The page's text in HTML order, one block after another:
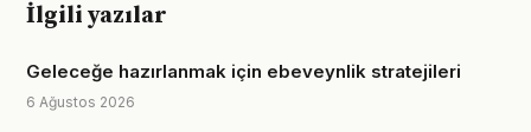
İlgili yazılar
Geleceğe hazırlanmak için ebeveynlik stratejileri
6 Ağustos 2026